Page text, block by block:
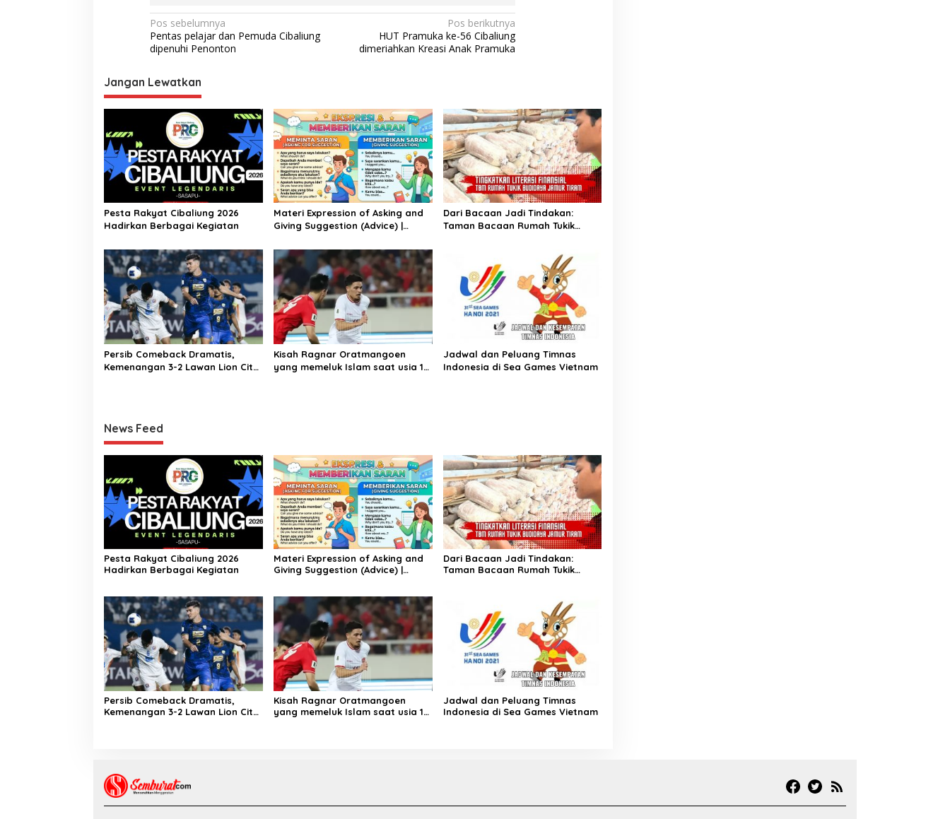
Navigasi
pos
Pos sebelumnya
Pentas pelajar dan Pemuda Cibaliung
dipenuhi Penonton
Pos berikutnya
HUT Pramuka ke-56 Cibaliung
dimeriahkan Kreasi Anak Pramuka
Jangan Lewatkan
Pesta Rakyat Cibaliung 2026
Hadirkan Berbagai Kegiatan
Materi Expression of Asking and
Giving Suggestion (Advice) |
Dari Bacaan Jadi Tindakan:
Taman Bacaan Rumah Tukik
Persib Comeback Dramatis,
Kemenangan 3-2 Lawan Lion City
Kisah Ragnar Oratmangoen
yang memeluk Islam saat usia 15
Jadwal dan Peluang Timnas
Indonesia di Sea Games Vietnam
News Feed
Pesta Rakyat Cibaliung 2026
Hadirkan Berbagai Kegiatan
Materi Expression of Asking and
Giving Suggestion (Advice) |
Dari Bacaan Jadi Tindakan:
Taman Bacaan Rumah Tukik
Persib Comeback Dramatis,
Kemenangan 3-2 Lawan Lion City
Kisah Ragnar Oratmangoen
yang memeluk Islam saat usia 15
Jadwal dan Peluang Timnas
Indonesia di Sea Games Vietnam